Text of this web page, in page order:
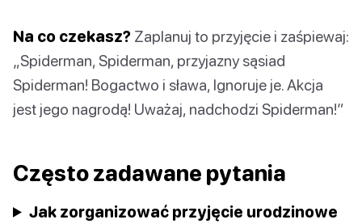
Na co czekasz? Zaplanuj to przyjęcie i zaśpiewaj:
„Spiderman, Spiderman, przyjazny sąsiad
Spiderman! Bogactwo i sława, Ignoruje je. Akcja
jest jego nagrodą! Uważaj, nadchodzi Spiderman!”
Często zadawane pytania
Jak zorganizować przyjęcie urodzinowe